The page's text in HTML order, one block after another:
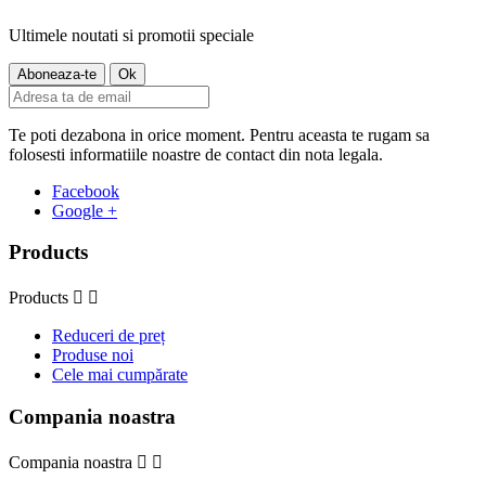
Ultimele noutati si promotii speciale
Te poti dezabona in orice moment. Pentru aceasta te rugam sa
folosesti informatiile noastre de contact din nota legala.
Facebook
Google +
Products
Products  
Reduceri de preț
Produse noi
Cele mai cumpărate
Compania noastra
Compania noastra  